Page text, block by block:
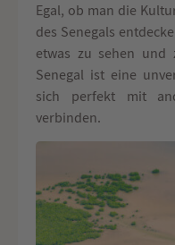
Egal, ob man die
des Senegals
etwas zu sehen und
Senegal ist eine
sich perfekt mit
verbinden.